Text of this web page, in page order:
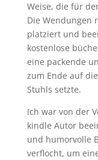
Weise, die für
Die Wendungen
platziert und
kostenlose
eine packende
zum Ende auf
Stuhls setzte.
Ich war von der
kindle Autor
und humorvolle
verflocht, um